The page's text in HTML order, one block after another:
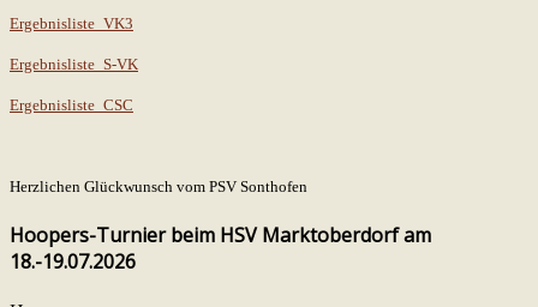
Ergebnisliste_VK3
Ergebnisliste_S-VK
Ergebnisliste_CSC
Herzlichen Glückwunsch vom PSV Sonthofen
Hoopers-Turnier beim HSV Marktoberdorf am
18.-19.07.2026